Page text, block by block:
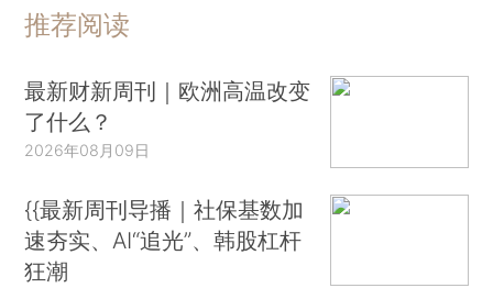
推荐阅读
最新财新周刊｜欧洲高温改变
了什么？
2026年08月09日
{{最新周刊导播｜社保基数加
速夯实、AI“追光”、韩股杠杆
狂潮